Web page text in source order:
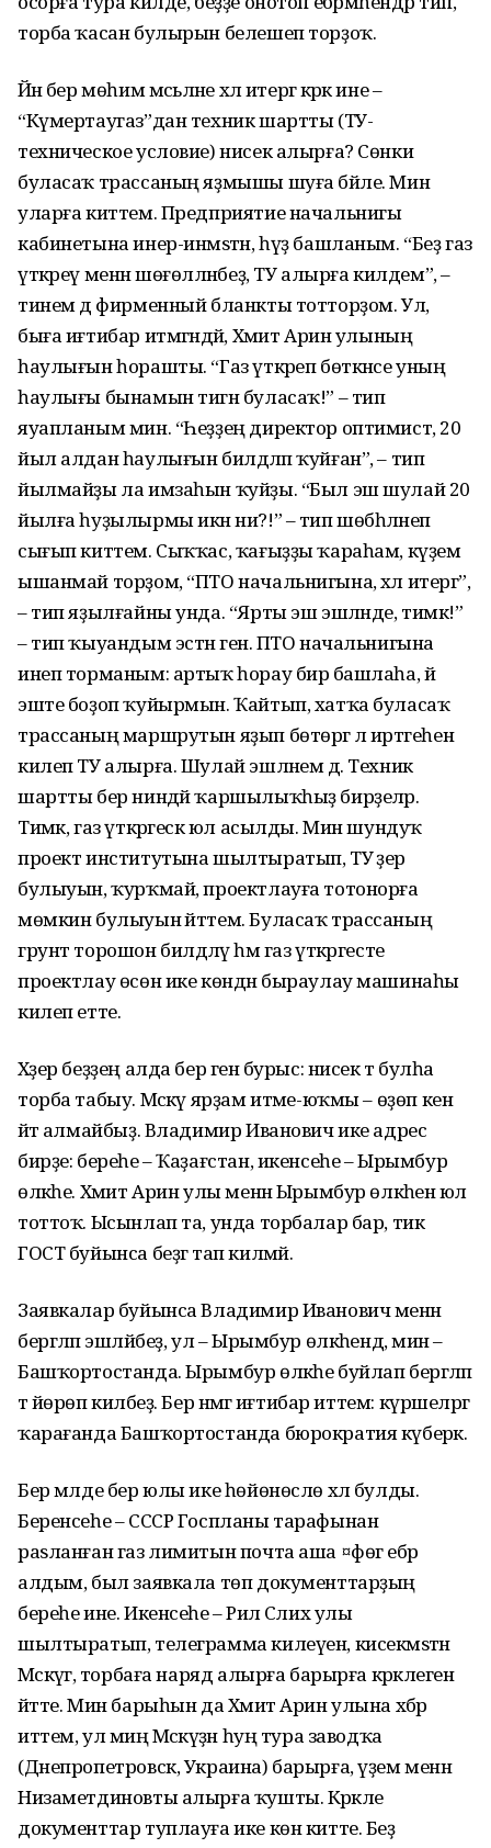
торба ҡасан булырын белешеп торҙоҡ.
Йәнә бер мөһим мәсьәләне хәл итергә кәрәк ине –
“Күмертаугаз”дан техник шартты (ТУ-
техническое условие) нисек алырға? Сөнки
буласаҡ трассаның яҙмышы шуға бәйле. Мин
уларға киттем. Предприятие начальнигы
кабинетына инер-инмәѕтән, һүҙ башланым. “Беҙ газ
үткәреү менән шөғөлләнәбеҙ, ТУ алырға килдем”, –
тинем дә фирменный бланкты тотторҙом. Ул,
быға иғтибар итмәгәндәй, Хәмит Арин улының
һаулығын һорашты. “Газ үткәреп бөткәнсе уның
һаулығы бынамын тигән буласаҡ!” – тип
яуапланым мин. “Һеҙҙең директор оптимист, 20
йыл алдан һаулығын билдәләп ҡуйған”, – тип
йылмайҙы ла имзаһын ҡуйҙы. “Был эш шулай 20
йылға һуҙылырмы икән ни?!” – тип шөбһәләнеп
сығып киттем. Сыҡҡас, ҡағыҙҙы ҡараһам, күҙемә
ышанмай торҙом, “ПТО начальнигына, хәл итергә”,
– тип яҙылғайны унда. “Ярты эш эшләнде, тимәк!”
– тип ҡыуандым эстән генә. ПТО начальнигына
инеп торманым: артыҡ һорау бирә башлаһа, йә
эште боҙоп ҡуйырмын. Ҡайтып, хатҡа буласаҡ
трассаның маршрутын яҙып бөтөргә лә иртәгеһенә
килеп ТУ алырға. Шулай эшләнем дә. Техник
шартты бер ниндәй ҡаршылыҡһыҙ бирҙеләр.
Тимәк, газ үткәргескә юл асылды. Мин шундуҡ
проект институтына шылтыратып, ТУ әҙер
булыуын, ҡурҡмай, проектлауға тотонорға
мөмкин булыуын әйттем. Буласаҡ трассаның
грунт торошон билдәләү һәм газ үткәргесте
проектлау өсөн ике көндән быраулау машинаһы
килеп етте.
Хәҙер беҙҙең алда бер генә бурыс: нисек тә булһа
торба табыу. Мәскәү ярҙам итәме-юҡмы – өҙөп кенә
әйтә алмайбыҙ. Владимир Иванович ике адрес
бирҙе: береһе – Ҡаҙағстан, икенсеһе – Ырымбур
өлкәһе. Хәмит Арин улы менән Ырымбур өлкәһенә юл
тоттоҡ. Ысынлап та, унда торбалар бар, тик
ГОСТ буйынса беҙгә тап килмәй.
Заявкалар буйынса Владимир Иванович менән
бергәләп эшләйбеҙ, ул – Ырымбур өлкәһендә, мин –
Башҡортостанда. Ырымбур өлкәһе буйлап бергәләп
тә йөрөп киләбеҙ. Бер нәмәгә иғтибар иттем: күршеләргә
ҡарағанда Башҡортостанда бюрократия күберәк.
Бер мәлде бер юлы ике һөйөнөслө хәл булды.
Беренсеһе – СССР Госпланы тарафынан
раѕланған газ лимитын почта аша ¤фөгә ебәрә
алдым, был заявкала төп документтарҙың
береһе ине. Икенсеһе – Рәил Сәлих улы
шылтыратып, телеграмма килеүен, кисекмәѕтән
Мәскәүгә, торбаға наряд алырға барырға кәрәклеген
әйтте. Мин барыһын да Хәмит Арин улына хәбәр
иттем, ул миңә Мәскәүҙән һуң тура заводҡа
(Днепропетровск, Украина) барырға, үҙем менән
Низаметдиновты алырға ҡушты. Кәрәкле
документтар туплауға ике көн китте. Беҙ